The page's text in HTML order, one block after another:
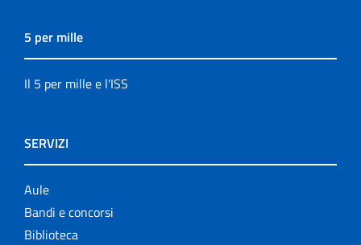
5 per mille
Il 5 per mille e l'ISS
SERVIZI
Aule
Bandi e concorsi
Biblioteca